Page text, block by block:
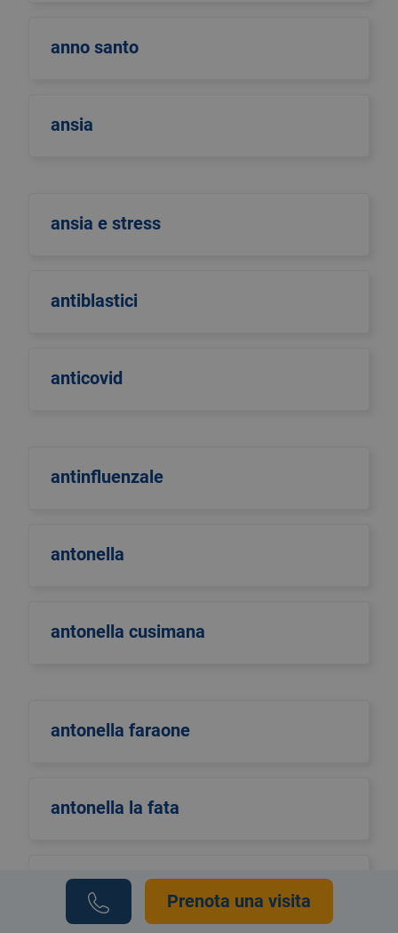
anno santo
ansia
ansia e stress
antiblastici
anticovid
antinfluenzale
antonella
antonella cusimana
antonella faraone
antonella la fata
Antonella Pellino
Prenota una visita